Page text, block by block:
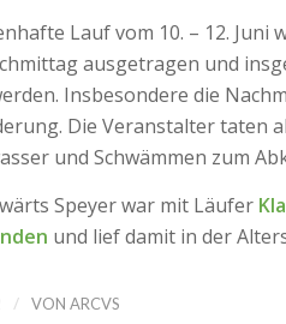
Lauf vom 10. – 12.
ausgetragen und
Insbesondere die
Die Veranstalter taten
und Schwämmen zum
Speyer war mit Läufer
und lief damit in der
/ VON ARCVS